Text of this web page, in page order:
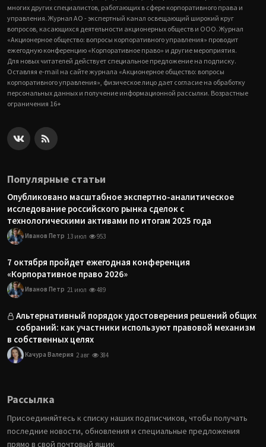
многих других специалистов, работающих в сфере корпоративного права и
управления. Журнал АО - экспертный канал освещающий широкий круг
вопросов, касающихся деятельности акционерных обществ и ООО. Журнал
«Акционерное общество: вопросы корпоративного управления» проводит
ежегодную конференцию «Корпоративное право» и другие мероприятия.
Для новых читателей действует специальное предложение на подписку.
Оставляя e-mail на сайте журнала «Акционерное общество: вопросы
корпоративного управления», физическое лицо дает согласие на обработку
персональных данных и получение информационной рассылки. Возрастные
ограничения 16+
Популярные статьи
Опубликовано масштабное экспертно-аналитическое
исследование российского рынка сделок с
технологическими активами по итогам 2025 года
Иванов Петр 13 июл 953
7 октября пройдет ежегодная конференция
«Корпоративное право 2026»
Иванов Петр 21 июл 489
Альтернативный порядок удостоверения решений общих
собраний: как участники используют правовой механизм
в собственных целях
Качура Валерия 2 авг 384
Рассылка
Присоединяйтесь к списку наших подписчиков, чтобы получать
последние новости, обновления и специальные предложения
прямо в свой почтовый ящик